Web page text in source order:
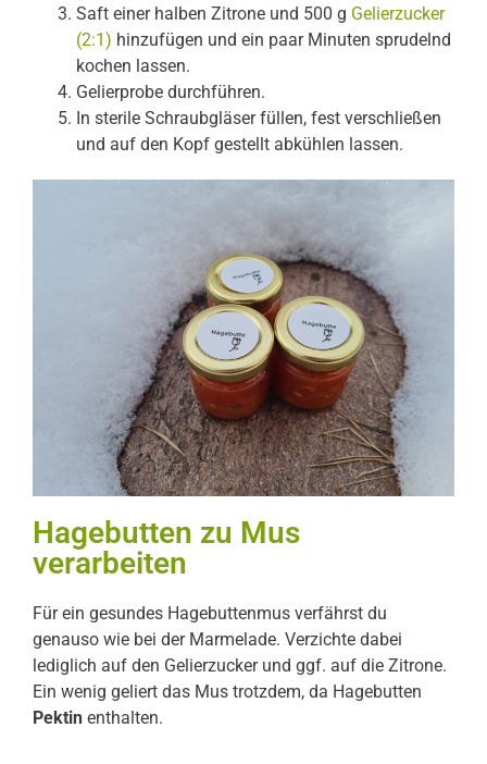
Saft einer halben Zitrone und 500 g Gelierzucker
(2:1) hinzufügen und ein paar Minuten sprudelnd
kochen lassen.
Gelierprobe durchführen.
In sterile Schraubgläser füllen, fest verschließen
und auf den Kopf gestellt abkühlen lassen.
Hagebutten zu Mus
verarbeiten
Für ein gesundes Hagebuttenmus verfährst du
genauso wie bei der Marmelade. Verzichte dabei
lediglich auf den Gelierzucker und ggf. auf die Zitrone.
Ein wenig geliert das Mus trotzdem, da Hagebutten
Pektin enthalten.